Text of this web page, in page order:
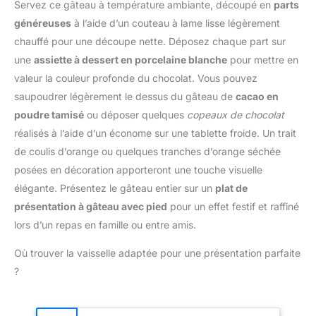
d'amande et d'autres
poudres. De plus, il peut
également être utilisé
pour tamiser, égoutter,
filtrer les aliments et les
ingrédients avant la
cuisson et la cuisson.
【Traitement de laminage
des bords lisses】 Ce
finition soignée. Les
bords sont arrondis et
recourbés. Il est lisse,
exempt de bavures et
gratte pas les mains
lorsqu'il est utilisé. De
plus, par rapport au
de découpage à
MAILLE FINE POUR UNE
TEXTURE RÉGULIÈRE :
Le tamis de cuisine aide
à éliminer les grumeaux
et à aérer les ingrédients
secs. Idéal pour obtenir
des préparations plus
gâteaux, pains, biscuits,
crêpes, pancakes et
pâtisseries. CAPACITÉ
DE 250 G : Le récipient
relief de 125 g et 250 g
pour mieux contrôler la
quantité approximative.
le remplissage et
Servez ce gâteau à température ambiante, découpé en parts
généreuses à l’aide d’un couteau à lame lisse légèrement
chauffé pour une découpe nette. Déposez chaque part sur
une assiette à dessert en porcelaine blanche pour mettre en
valeur la couleur profonde du chocolat. Vous pouvez
saupoudrer légèrement le dessus du gâteau de cacao en
poudre tamisé ou déposer quelques copeaux de chocolat
réalisés à l’aide d’un économe sur une tablette froide. Un trait
de coulis d’orange ou quelques tranches d’orange séchée
posées en décoration apporteront une touche visuelle
élégante. Présentez le gâteau entier sur un plat de
présentation à gâteau avec pied pour un effet festif et raffiné
lors d’un repas en famille ou entre amis.
Où trouver la vaisselle adaptée pour une présentation parfaite
?